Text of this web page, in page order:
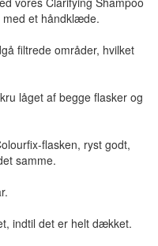
et håndklæde.
filtrede områder, hvilket
låget af begge flasker og
flasken, ryst godt,
samme.
indtil det er helt dækket.